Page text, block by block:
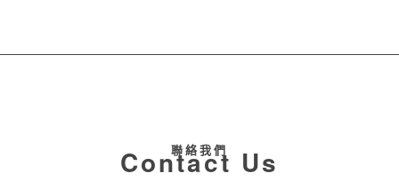
聯絡我們
Contact Us